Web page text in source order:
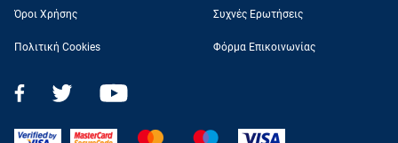
Όροι Χρήσης
Πολιτική Cookies
Συχνές Ερωτήσεις
Φόρμα Επικοινωνίας